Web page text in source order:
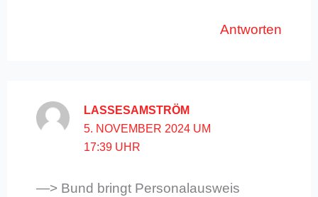
Antworten
LASSESAMSTRÖM
5. NOVEMBER 2024 UM
17:39 UHR
—> Bund bringt Personalausweis